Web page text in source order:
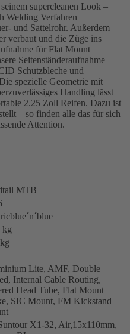
supercleanen Look –
Welding Verfahren
und Sattelrohr. Außerdem
verbaut und die Züge ins
für Flat Mount
Seitenständeraufnahme
Schutzbleche und
spezielle Geometrie mit
Handling lässt
2.25 Zoll Reifen. Dazu ist
– so finden alle das für sich
Attention.
MTB
kg
Lite, AMF, Double
Internal Cable Routing,
Head Tube, Flat Mount
SIC Mount, FM Kickstand
X1-32, Air,15x110mm,